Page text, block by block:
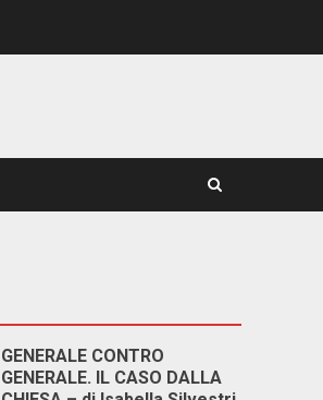
GENERALE CONTRO
GENERALE. IL CASO DALLA